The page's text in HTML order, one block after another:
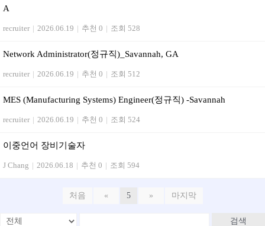
A
recruiter | 2026.06.19 | 추천 0 | 조회 528
Network Administrator(정규직)_Savannah, GA
recruiter | 2026.06.19 | 추천 0 | 조회 512
MES (Manufacturing Systems) Engineer(정규직) -Savannah
recruiter | 2026.06.19 | 추천 0 | 조회 524
이중언어 장비기술자
J Chang | 2026.06.18 | 추천 0 | 조회 594
처음 « 5 » 마지막
검색